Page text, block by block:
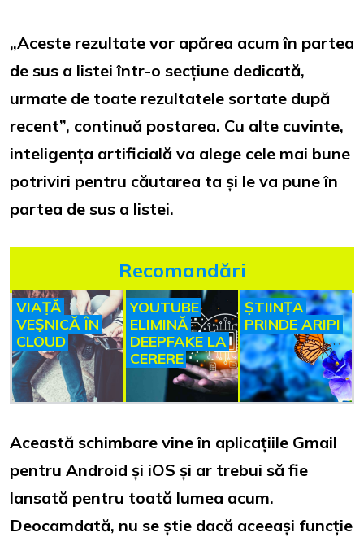
„Aceste rezultate vor apărea acum în partea
de sus a listei într-o secțiune dedicată,
urmate de toate rezultatele sortate după
recent”, continuă postarea. Cu alte cuvinte,
inteligența artificială va alege cele mai bune
potriviri pentru căutarea ta și le va pune în
partea de sus a listei.
Recomandări
VIAȚĂ
VEȘNICĂ ÎN
CLOUD
YOUTUBE
ELIMINĂ
DEEPFAKE LA
CERERE
ȘTIINȚA
PRINDE ARIPI
Această schimbare vine în aplicațiile Gmail
pentru Android și iOS și ar trebui să fie
lansată pentru toată lumea acum.
Deocamdată, nu se știe dacă aceeași funcție